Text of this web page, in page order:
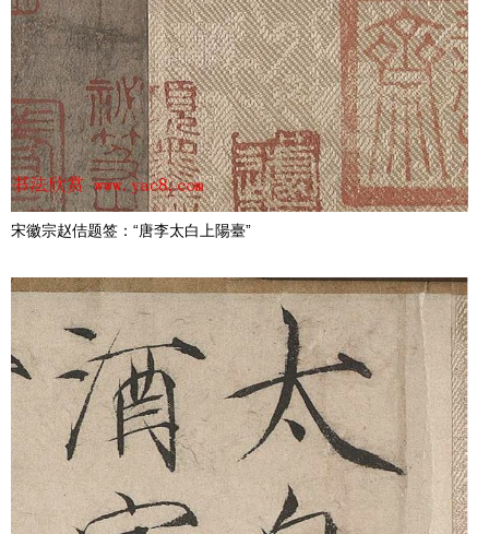
宋徽宗赵佶题签：“唐李太白上陽臺”